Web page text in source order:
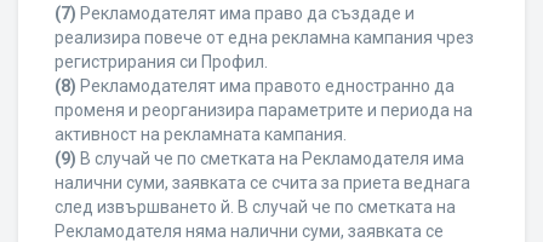
(7) Рекламодателят има право да създаде и
реализира повече от една рекламна кампания чрез
регистрирания си Профил.
(8) Рекламодателят има правото едностранно да
променя и реорганизира параметрите и периода на
активност на рекламната кампания.
(9) В случай че по сметката на Рекламодателя има
налични суми, заявката се счита за приета веднага
след извършването й. В случай че по сметката на
Рекламодателя няма налични суми, заявката се